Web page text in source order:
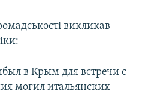
викликав
в Крым для встречи с
могил итальянских